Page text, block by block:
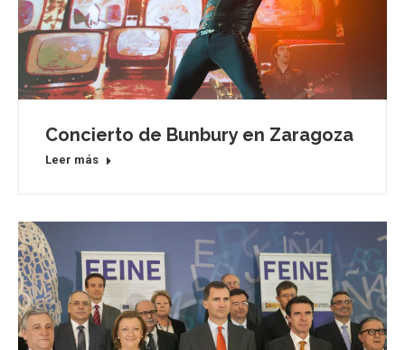
Concierto de Bunbury en Zaragoza
Leer más